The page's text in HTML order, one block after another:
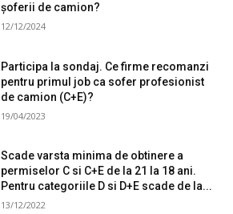
șoferii de camion?
12/12/2024
Participa la sondaj. Ce firme recomanzi
pentru primul job ca sofer profesionist
de camion (C+E)?
19/04/2023
Scade varsta minima de obtinere a
permiselor C si C+E de la 21 la 18 ani.
Pentru categoriile D si D+E scade de la...
13/12/2022